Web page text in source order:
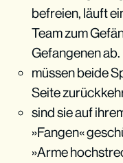
befreien, läuft
Team zum
Gefangenen ab.
müssen beide
Seite
sind sie auf
»Fangen«
»Arme